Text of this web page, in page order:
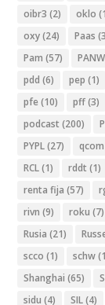
oibr3 (2) oklo
oxy(24) Paas
Pam (57) PANW
pdd (6) pep (1)
pfe (10) pff(3)
podcast (200)
PYPL(27) qcom
RCL(1) rddt (1)
renta fija (57)
rivn (9) roku (7)
Rusia (21)
scco (1) schw
Shanghai (65)
sidu (4) SIL(4)